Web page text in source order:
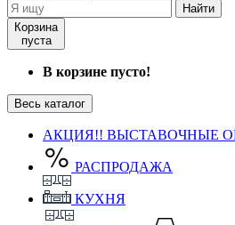
Найти
Корзина
пуста
В корзине пусто!
Весь каталог
АКЦИЯ!! ВЫСТАВОЧНЫЕ
РАСПРОДАЖА
КУХНЯ